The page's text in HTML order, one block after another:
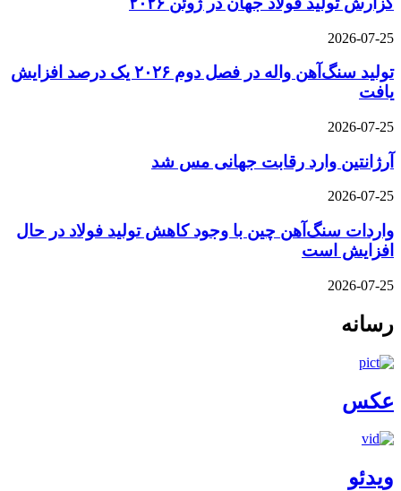
2026-07-25
تولید سنگ‌آهن واله در فصل دوم ۲۰۲۶ یک درصد افزایش
یافت
2026-07-25
آرژانتین وارد رقابت جهانی مس شد
2026-07-25
واردات سنگ‌آهن چین با وجود کاهش تولید فولاد در حال
افزایش است
2026-07-25
رسانه
عکس
ویدئو